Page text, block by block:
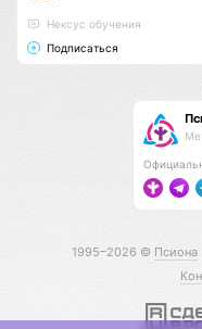
Нексус обучения
Подписаться
1995–2026 © Псиона